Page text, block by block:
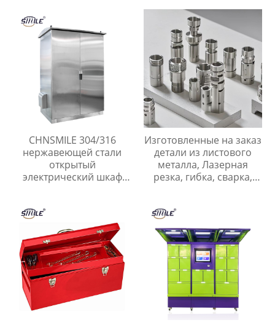
и нержавеющей стали.
низкого напряжения
шкаф распределения
CHNSMILE 304/316
нержавеющей стали
открытый
электрический шкаф
пользовательские
услуги изготовления
Изготовленные на заказ
детали из листового
металла, Лазерная
резка, гибка, сварка,
углеродистой стали